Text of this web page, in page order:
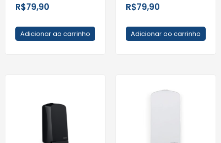
R$79,90
Adicionar ao carrinho
R$79,90
Adicionar ao carrinho